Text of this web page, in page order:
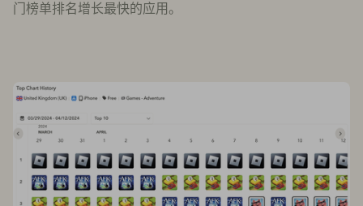
门榜单排名增长最快的应用。